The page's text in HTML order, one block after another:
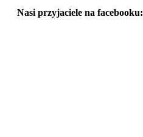
Nasi przyjaciele na facebooku: